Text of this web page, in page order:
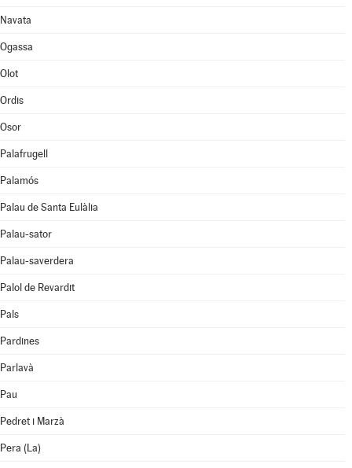
Navata
Ogassa
Olot
Ordis
Osor
Palafrugell
Palamós
Palau de Santa Eulàlia
Palau-sator
Palau-saverdera
Palol de Revardit
Pals
Pardines
Parlavà
Pau
Pedret i Marzà
Pera (La)